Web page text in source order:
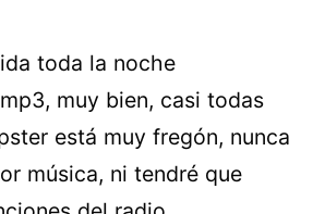
toda la noche
muy bien, casi todas
está muy fregón, nunca
música, ni tendré que